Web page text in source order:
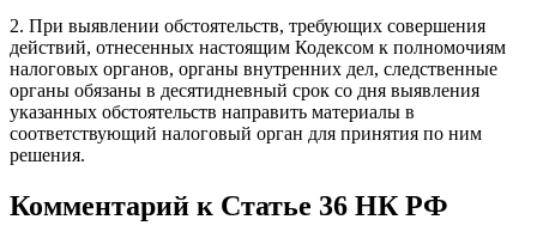
2. При выявлении обстоятельств, требующих совершения
действий, отнесенных настоящим Кодексом к полномочиям
налоговых органов, органы внутренних дел, следственные
органы обязаны в десятидневный срок со дня выявления
указанных обстоятельств направить материалы в
соответствующий налоговый орган для принятия по ним
решения.
Комментарий к Статье 36 НК РФ